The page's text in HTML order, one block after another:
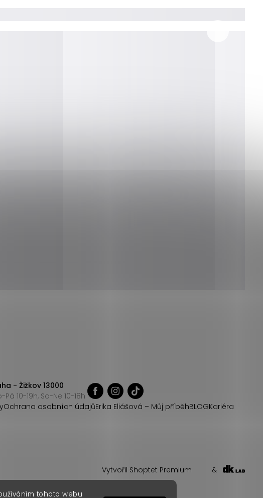
tohoto webu
- Žižkov 13000
10-19h, So-Ne 10-18h
Ochrana osobních údajůErika Eliášová – Můj příběhBLOGKariéra
Vytvořil Shoptet Premium &